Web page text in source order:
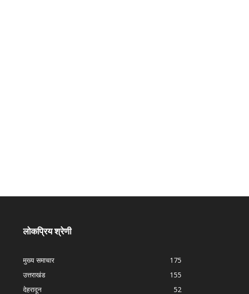
लोकप्रिय श्रेणी
मुख्य समाचार
175
उत्तराखंड
155
देहरादून
52